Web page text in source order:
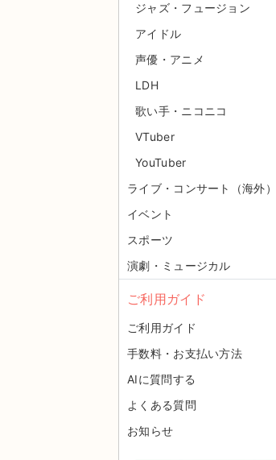
ジャズ・フュージョン
アイドル
声優・アニメ
LDH
歌い手・ニコニコ
VTuber
YouTuber
ライブ・コンサート（海外）
イベント
スポーツ
演劇・ミュージカル
ご利用ガイド
ご利用ガイド
手数料・お支払い方法
AIに質問する
よくある質問
お知らせ